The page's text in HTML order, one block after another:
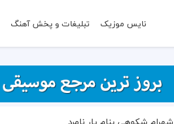
نایس موزیک تبلیغات و پخش آهنگ